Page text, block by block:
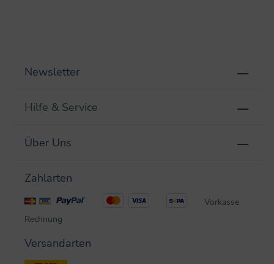
Newsletter
Hilfe & Service
Über Uns
Zahlarten
Vorkasse
Rechnung
Versandarten